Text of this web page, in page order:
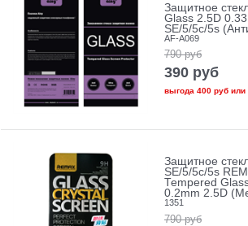
Защитное
Glass 2.5D
SE/5/5c/5s
AF-A069
790 руб
390 руб
выгода 400 рубили
Защитное
SE/5/5c/5s
Tempered
0.2mm 2.5D
1351
790 руб